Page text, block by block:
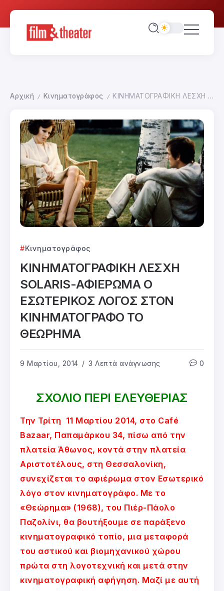
Αρχική / Κινηματογράφος / ΚΙΝΗΜΑΤΟΓΡΑΦΙΚΗ ΛΕΣΧΗ SOLARIS-ΑΦΙΕΡΩΜΑ Ο ΕΣΩΤΕΡΙΚΟΣ ΛΟΓΟΣ ΣΤΟΝ ΚΙΝΗΜΑΤΟΓΡΑΦΟ ΤΟ ΘΕΩΡΗΜΑ
Κινηματογράφος
ΚΙΝΗΜΑΤΟΓΡΑΦΙΚΗ ΛΕΣΧΗ
SOLARIS-ΑΦΙΕΡΩΜΑ Ο
ΕΣΩΤΕΡΙΚΟΣ ΛΟΓΟΣ ΣΤΟΝ
ΚΙΝΗΜΑΤΟΓΡΑΦΟ ΤΟ
ΘΕΩΡΗΜΑ
9 Μαρτίου, 2014 3 Λεπτά ανάγνωσης 0
ΣΧΟΛΙΟ ΠΕΡΙ ΕΛΕΥΘΕΡΙΑΣ
Την Τρίτη 11 Μαρτίου 2014, στο Café
Bazaar, Παπαμάρκου 34, πίσω από την
πλατεία Άθωνος, κοντά στην πλατεία
Αριστοτέλους, στη Θεσσαλονίκη,
συνεχίζεται το αφιέρωμα στον Εσωτερικό
λόγο στον κινηματογράφο. Με το
«Θεώρημα» (1968), του Πιέρ-Πάολο
Παζολίνι, θα βουτήξουμε σε παράξενο
κινηματογραφικό τοπίο, μια μεταφορά
του αστικού και βιομηχανικού χώρου
πρώτα στη λογοτεχνική και μετά στην
κινηματογραφική αφήγηση. Μαζί με αυτή